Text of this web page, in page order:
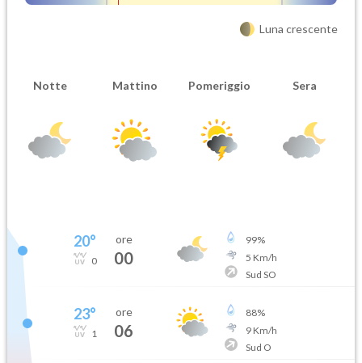
Luna crescente
Notte Mattino Pomeriggio Sera
20°
0
ore
00
99%
5 Km/h
Sud SO
23°
1
ore
06
88%
9Km/h
Sud O